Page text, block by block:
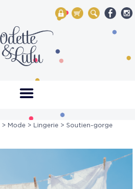
My Account
Mon panier
Rechercher
> Mode > Lingerie > Soutien-gorge